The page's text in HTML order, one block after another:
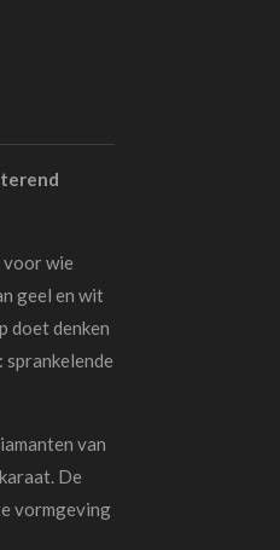
voor wie
geel en wit
doet denken
sprankelende
van
De
vormgeving